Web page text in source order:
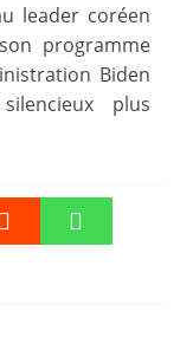
leader coréen
programme
Biden
plus